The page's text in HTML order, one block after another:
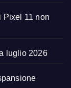
Pixel 11 non
luglio 2026